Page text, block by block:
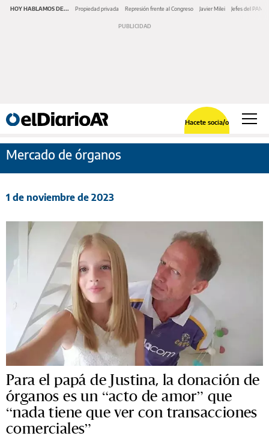
HOY HABLAMOS DE... Propiedad privada Represión frente al Congreso Javier Milei Jefes del PAMI
Hacete socia/o
Mercado de órganos
1 de noviembre de 2023
Para el papá de Justina, la donación de
órganos es un “acto de amor” que
“nada tiene que ver con transacciones
comerciales”